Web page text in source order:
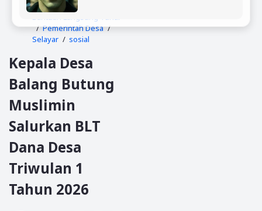
Beranda
Bantuan Langsung Tunai
Pemerintah Desa
Selayar
sosial
Kepala Desa
Balang Butung
Muslimin
Salurkan BLT
Dana Desa
Triwulan 1
Tahun 2026